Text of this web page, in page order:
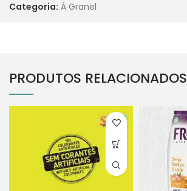
Categoria: Á Granel
PRODUTOS RELACIONADOS